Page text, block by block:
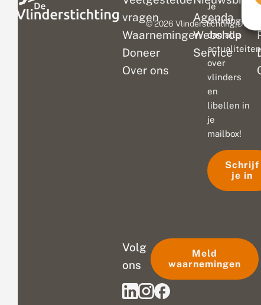
vragen
Waarnemingen
Doneer
Over ons
Agenda
Webshop
Service
Je
ontvangt
dan alle
actualiteiten
over
vlinders
en
libellen in
je
mailbox!
Schrijf
je in
Volg
ons
Meld
waarnemingen
© 2026 Vlinderstichting|